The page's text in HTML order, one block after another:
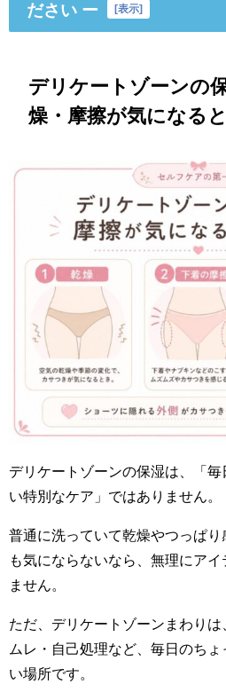
ださい ー
[表示]
デリケートゾーンの
燥・摩擦が気になる
デリケートゾーンの保湿は、「
い特別なケア」ではありません。
普通に洗っていて乾燥やつっぱ
も気にならないなら、無理にア
ません。
ただ、デリケートゾーンまわり
ムレ・自己処理など、毎日のち
い場所です。